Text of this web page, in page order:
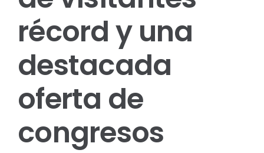
récord y una
destacada
oferta de
congresos